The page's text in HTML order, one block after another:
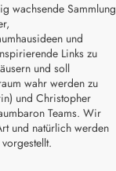
wachsende Sammlung
und
Links zu
und soll
wahr werden zu
und Christopher
Teams. Wir
und natürlich werden